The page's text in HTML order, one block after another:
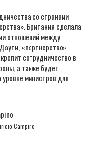
со странами
Британия сделала
отношений между
«партнерство»
сотрудничество в
а также будет
министров для
Campino